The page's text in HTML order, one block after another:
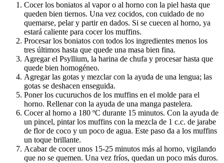
Cocer los boniatos al vapor o al horno con la piel hasta que
queden bien tiernos. Una vez cocidos, con cuidado de no
quemarse, pelar y partir en dados. Si se cuecen al horno, ya
estará caliente para cocer los muffins.
Procesar los boniatos con todos los ingredientes menos los
tres últimos hasta que quede una masa bien fina.
Agregar el Psyllium, la harina de chufa y procesar hasta que
quede bien homogéneo.
Agregar las gotas y mezclar con la ayuda de una lengua; las
gotas se deshacen enseguida.
Poner los cucuruchos de los muffins en el molde para el
horno. Rellenar con la ayuda de una manga pastelera.
Cocer al horno a 180 ºC durante 15 minutos. Con la ayuda de
un pincel, pintar los muffins con la mezcla de 1 c.c. de jarabe
de flor de coco y un poco de agua. Este paso da a los muffins
un toque brillante.
Acabar de cocer unos 15-25 minutos más al horno, vigilando
que no se quemen. Una vez fríos, quedan un poco más duros.